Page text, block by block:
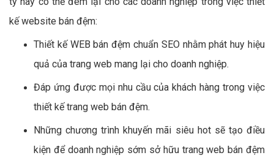
kế website bán đệm:
Thiết kế WEB bán đệm chuẩn SEO nhằm phát huy hiệu
quả của trang web mang lại cho doanh nghiệp.
Đáp ứng được mọi nhu cầu của khách hàng trong việc
thiết kế trang web bán đệm.
Những chương trình khuyến mãi siêu hot sẽ tạo điều
kiện để doanh nghiệp sớm sở hữu trang web bán đệm